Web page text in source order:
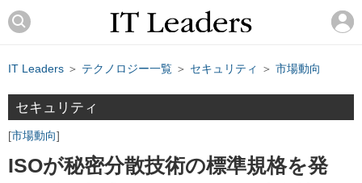
IT Leaders ＞ テクノロジー一覧 ＞ セキュリティ ＞ 市場動向
セキュリティ
市場動向
ISOが秘密分散技術の標準規格を発